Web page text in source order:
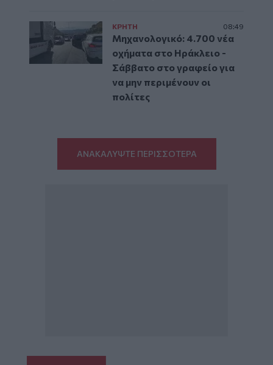
ΚΡΗΤΗ 08:49
Μηχανολογικό: 4.700 νέα
οχήματα στο Ηράκλειο -
Σάββατο στο γραφείο για
να μην περιμένουν οι
πολίτες
ΑΝΑΚΑΛΥΨΤΕ ΠΕΡΙΣΣΟΤΕΡΑ